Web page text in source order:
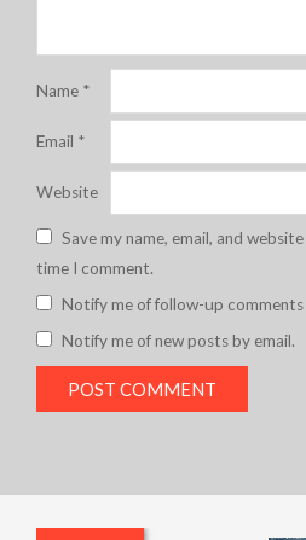
Name *
Email *
Website
Save my name, email, and
time I comment.
Notify me of follow-up comments
Notify me of new posts by email.